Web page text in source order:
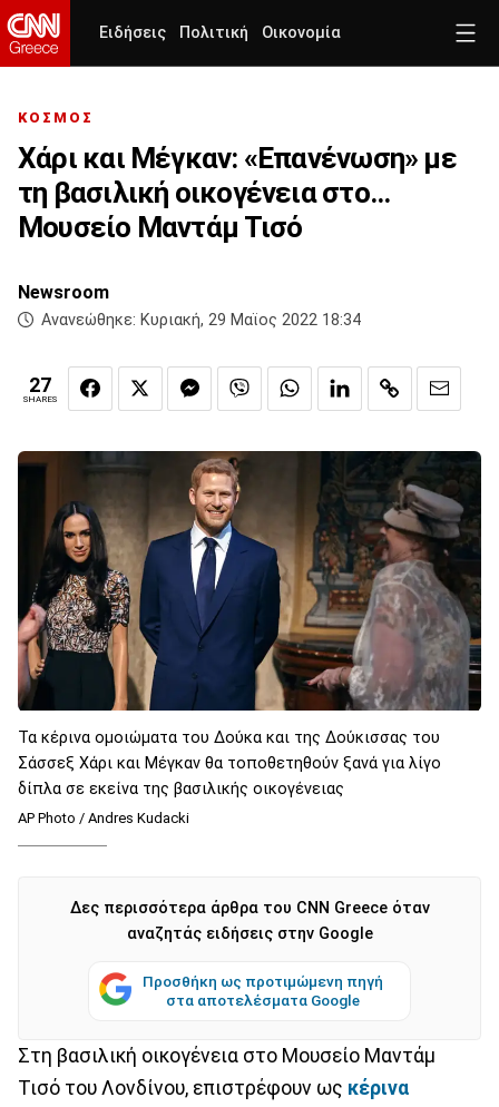
Ειδήσεις Πολιτική Οικονομία
ΚΟΣΜΟΣ
Χάρι και Μέγκαν: «Επανένωση» με
τη βασιλική οικογένεια στο...
Μουσείο Μαντάμ Τισό
Newsroom
Ανανεώθηκε: Κυριακή, 29 Μαϊος 2022 18:34
27
SHARES
Τα κέρινα ομοιώματα του Δούκα και της Δούκισσας του
Σάσσεξ Χάρι και Μέγκαν θα τοποθετηθούν ξανά για λίγο
δίπλα σε εκείνα της βασιλικής οικογένειας
AP Photo / Andres Kudacki
Δες περισσότερα άρθρα του CNN Greece όταν
αναζητάς ειδήσεις στην Google
Προσθήκη ως προτιμώμενη πηγή
στα αποτελέσματα Google
Στη βασιλική οικογένεια στο Μουσείο Μαντάμ
Τισό του Λονδίνου, επιστρέφουν ως κέρινα